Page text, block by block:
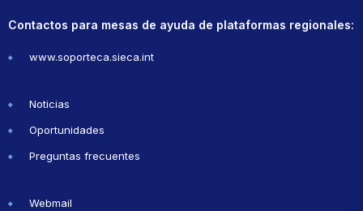
Contactos para mesas de ayuda de plataformas regionales:
www.soporteca.sieca.int
Noticias
Oportunidades
Preguntas frecuentes
Webmail